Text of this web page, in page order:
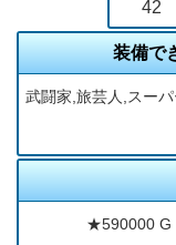
42
装備で
武闘家,旅芸人,スー
★590000